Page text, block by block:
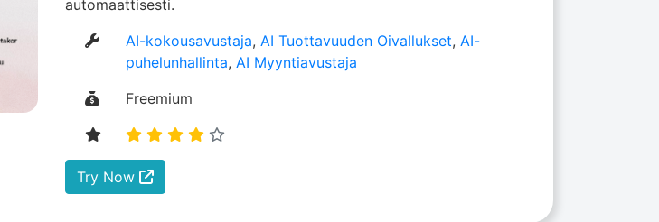
automaattisesti.
AI-kokousavustaja,AI Tuottavuuden Oivallukset,AI-
puhelunhallinta,AI Myyntiavustaja
Freemium
Try Now